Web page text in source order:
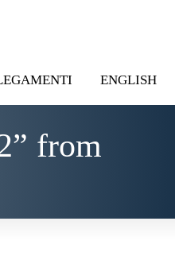
ENGLISH
from